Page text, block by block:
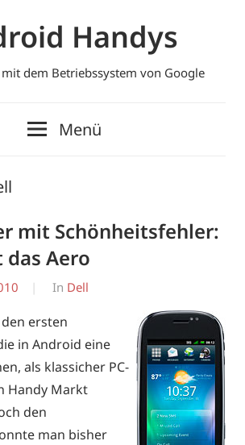
Handys
dem Betriebssystem von Google
Menü
mit Schönheitsfehler:
Aero
Von
In Dell
ersten
in Android eine
als klassicher PC-
Handy Markt
den
man bisher